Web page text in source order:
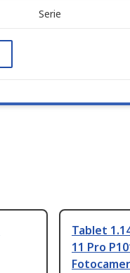
Serie
Tablet
11 Pro